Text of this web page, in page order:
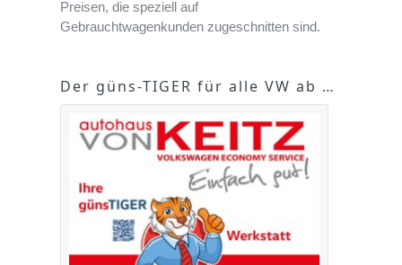
Preisen, die speziell auf
Gebrauchtwagenkunden zugeschnitten sind.
Der güns-TIGER für alle VW ab 4 Jahren